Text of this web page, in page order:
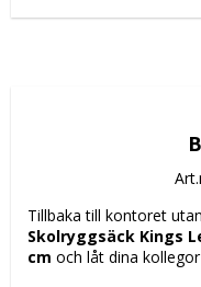
Skolryggsäck Kings
cm och låt dina